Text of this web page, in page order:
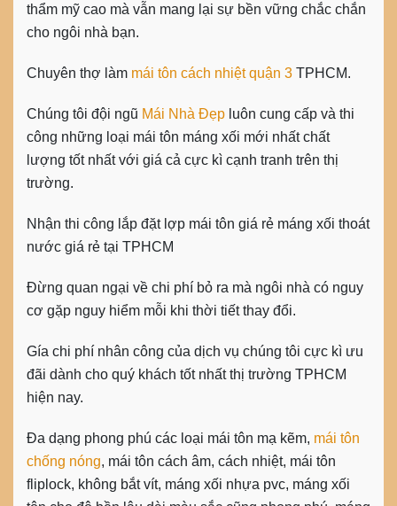
thẩm mỹ cao mà vẫn mang lại sự bền vững chắc chắn
cho ngôi nhà bạn.
Chuyên thợ làm mái tôn cách nhiệt quận 3 TPHCM.
Chúng tôi đội ngũ Mái Nhà Đẹp luôn cung cấp và thi
công những loại mái tôn máng xối mới nhất chất
lượng tốt nhất với giá cả cực kì cạnh tranh trên thị
trường.
Nhận thi công lắp đặt lợp mái tôn giá rẻ máng xối thoát
nước giá rẻ tại TPHCM
Đừng quan ngại về chi phí bỏ ra mà ngôi nhà có nguy
cơ gặp nguy hiểm mỗi khi thời tiết thay đổi.
Gía chi phí nhân công của dịch vụ chúng tôi cực kì ưu
đãi dành cho quý khách tốt nhất thị trường TPHCM
hiện nay.
Đa dạng phong phú các loại mái tôn mạ kẽm, mái tôn
chống nóng, mái tôn cách âm, cách nhiệt, mái tôn
fliplock, không bắt vít, máng xối nhựa pvc, máng xối